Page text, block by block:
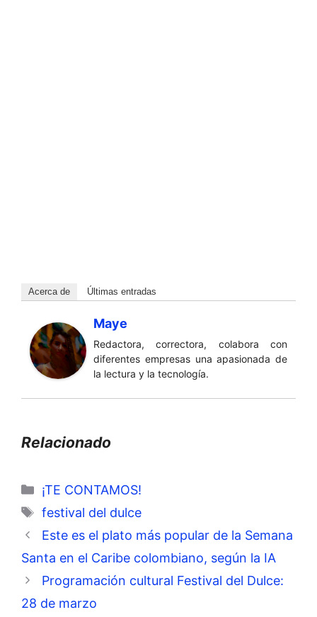
Acerca de Últimas entradas
Maye
Redactora, correctora, colabora con
diferentes empresas una apasionada de
la lectura y la tecnología.
Relacionado
Categorías
¡TE CONTAMOS!
Etiquetas
festival del dulce
Este es el plato más popular de la Semana
Santa en el Caribe colombiano, según la IA
Programación cultural Festival del Dulce:
28 de marzo